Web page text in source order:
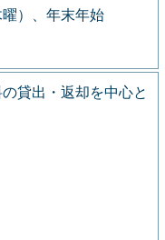
）、年末年始
貸出・返却を中心と